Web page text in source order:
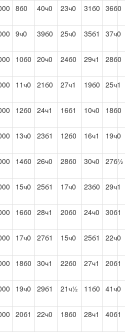
8б0 40ч0 23ч0 31б0 36б0
9ч0 39б0 25ч0 35б1 37ч0
10б0 20ч0 24б0 29ч1 28б0
11ч0 21б0 27ч1 19б0 25ч1
12б0 24ч1 16б1 10ч0 18б0
13ч0 23б1 12б0 16ч1 19ч0
14б0 26ч0 28б0 30ч0 27б½
15ч0 25б1 17ч0 23б0 29ч1
16б0 28ч1 20б0 24ч0 30б1
17ч0 27б1 15ч0 25б1 22ч0
18б0 30ч1 22б0 27ч1 20б1
19ч0 29б1 21ч½ 11б0 41ч0
20б1 22ч0 18б0 28ч1 40б1